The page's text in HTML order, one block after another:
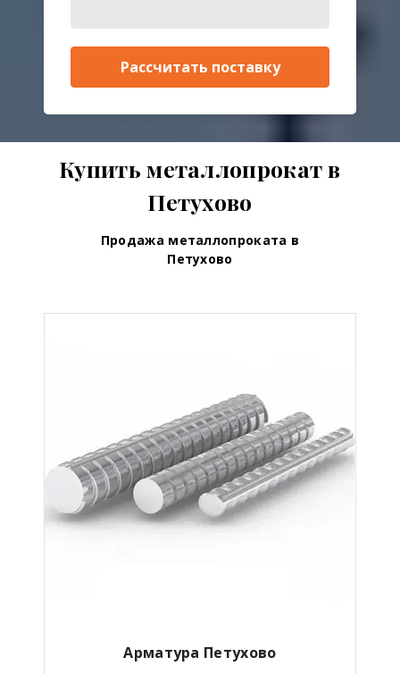
Рассчитать поставку
Купить металлопрокат в
Петухово
Продажа металлопроката в
Петухово
Арматура Петухово